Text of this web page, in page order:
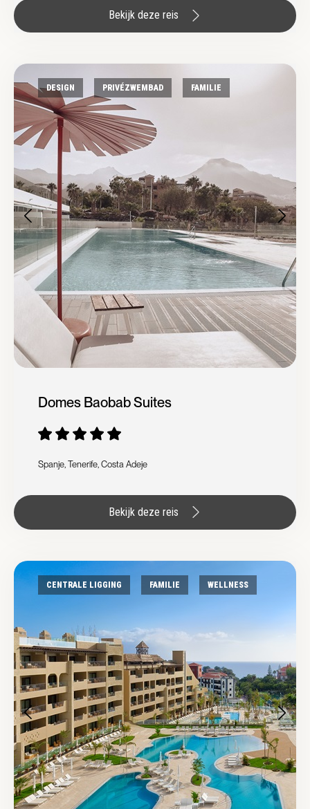
Bekijk deze reis
DESIGN PRIVÉZWEMBAD FAMILIE
Domes Baobab Suites
Spanje, Tenerife, Costa Adeje
Bekijk deze reis
CENTRALE LIGGING FAMILIE WELLNESS